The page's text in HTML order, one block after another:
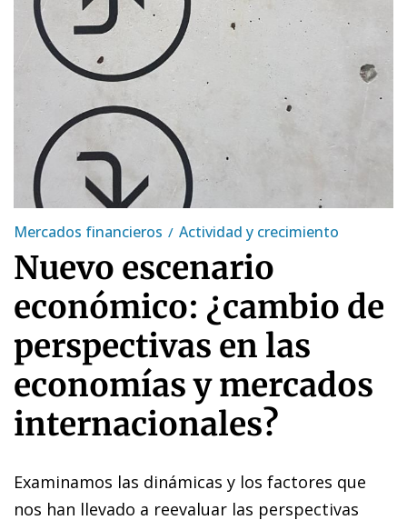
Mercados financieros Actividad y crecimiento
Nuevo escenario
económico: ¿cambio de
perspectivas en las
economías y mercados
internacionales?
Examinamos las dinámicas y los factores que
nos han llevado a reevaluar las perspectivas